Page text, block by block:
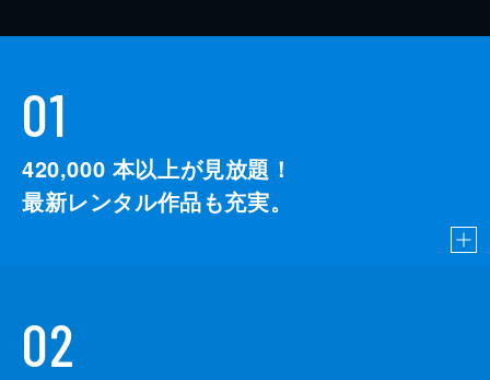
01
420,000 本以上が見放題！
最新レンタル作品も充実。
02